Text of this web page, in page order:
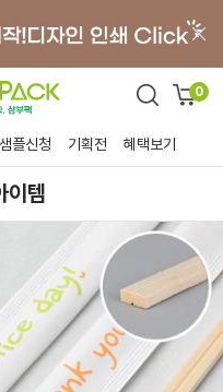
0
샘플신청 기획전 혜택보기
이템